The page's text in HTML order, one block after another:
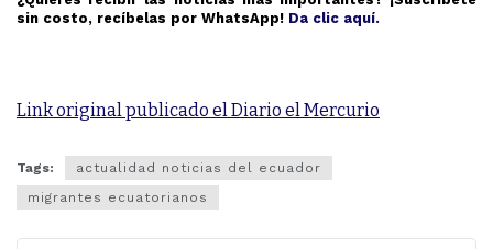
sin costo, recíbelas por WhatsApp! Da clic aquí.
Link original publicado el Diario el Mercurio
Tags:
actualidad noticias del ecuador
migrantes ecuatorianos